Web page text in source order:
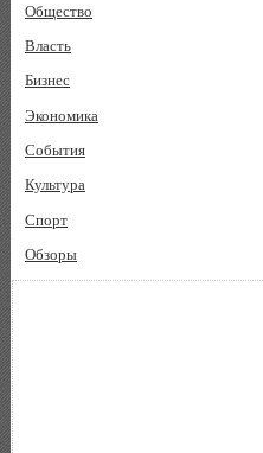
Общество
Власть
Бизнес
Экономика
События
Культура
Спорт
Обзоры